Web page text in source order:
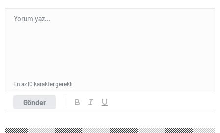
Gönder
En az 10 karakter gerekli